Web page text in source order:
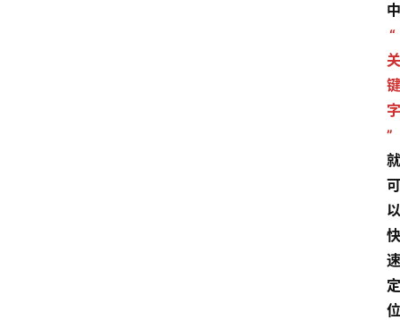
中
“
关
键
字
”
就
可
以
快
速
定
位